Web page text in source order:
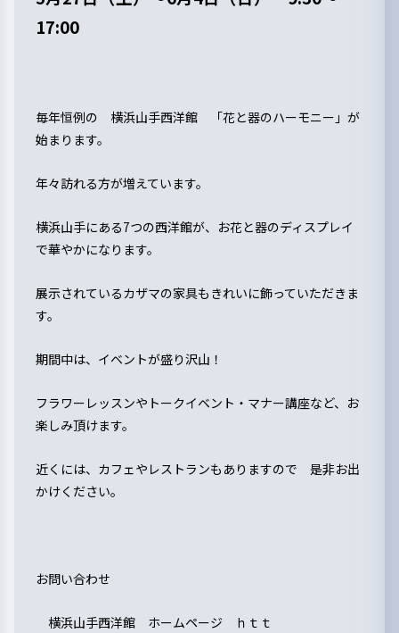
17:00
毎年恒例の 横浜山手西洋館 「花と器のハーモニー」が
始まります。
年々訪れる方が増えています。
横浜山手にある7つの西洋館が、お花と器のディスプレイ
で華やかになります。
展示されているカザマの家具もきれいに飾っていただきま
す。
期間中は、イベントが盛り沢山！
フラワーレッスンやトークイベント・マナー講座など、お
楽しみ頂けます。
近くには、カフェやレストランもありますので 是非お出
かけください。
お問い合わせ
横浜山手西洋館 ホームページ ｈｔｔ